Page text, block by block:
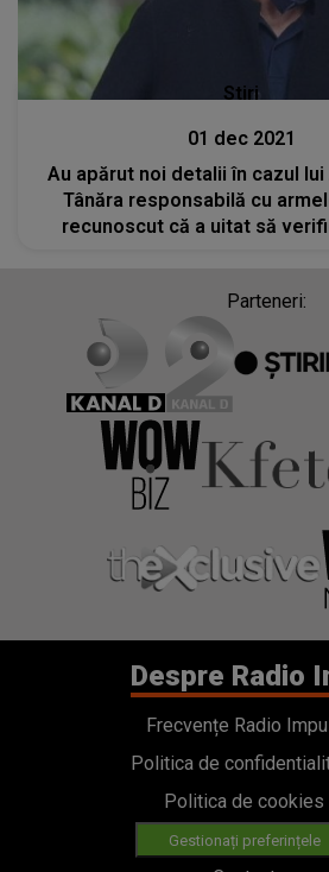
Stiri
01 dec 2021
Au apărut noi detalii în cazul lui
Tânăra responsabilă cu
recunoscut că a uitat să
Parteneri:
Despre Radio
Frecvențe Radio
Politica de
Politica de cookies
Gestionați preferințele